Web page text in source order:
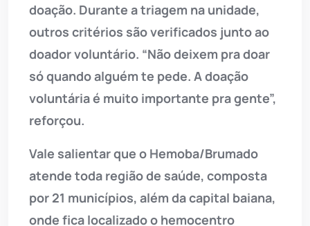
doação. Durante a triagem na unidade,
outros critérios são verificados junto ao
doador voluntário. “Não deixem pra doar
só quando alguém te pede. A doação
voluntária é muito importante pra gente”,
reforçou.
Vale salientar que o Hemoba/Brumado
atende toda região de saúde, composta
por 21 municípios, além da capital baiana,
onde fica localizado o hemocentro